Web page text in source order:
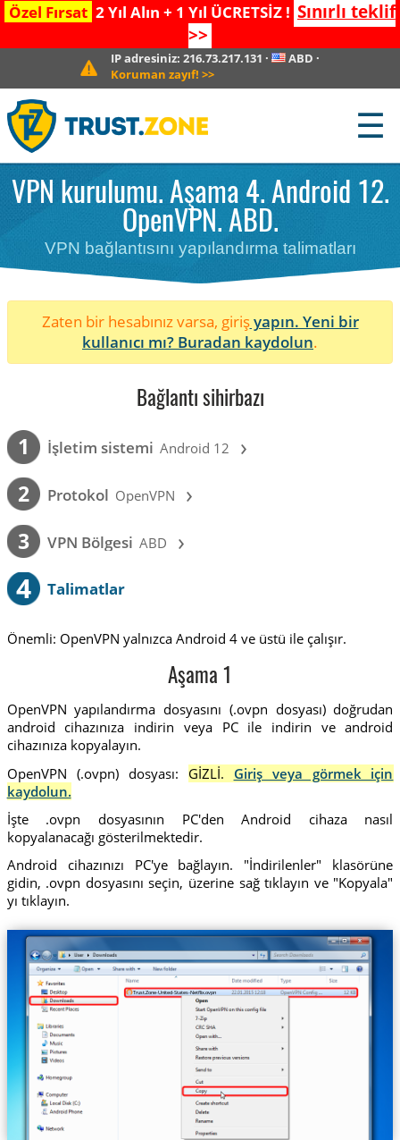
Özel Fırsat 2 Yıl Alın + 1 Yıl ÜCRETSİZ ! Sınırlı teklif
>>
IP adresiniz:216.73.217.131 · ABD ·
Koruman zayıf! >>
☰
VPN kurulumu. Aşama 4. Android 12.
OpenVPN. ABD.
VPN bağlantısını yapılandırma talimatları
Zaten bir hesabınız varsa, girişyapın. Yeni bir
kullanıcı mı? Buradan kaydolun.
Bağlantı sihirbazı
1 İşletim sistemi Android 12 ›
2 Protokol OpenVPN ›
3 VPN Bölgesi ABD ›
4 Talimatlar
Önemli: OpenVPN yalnızca Android 4 ve üstü ile çalışır.
Aşama 1
OpenVPN yapılandırma dosyasını (.ovpn dosyası) doğrudan
android cihazınıza indirin veya PC ile indirin ve android
cihazınıza kopyalayın.
OpenVPN (.ovpn) dosyası:
GİZLİ. Giriş veya görmek için
kaydolun.
İşte .ovpn dosyasının PC'den Android cihaza nasıl
kopyalanacağı gösterilmektedir.
Android cihazınızı PC'ye bağlayın. "İndirilenler" klasörüne
gidin, .ovpn dosyasını seçin, üzerine sağ tıklayın ve "Kopyala"
yı tıklayın.
Trust.Zone-United-States-Netflix.ovpn